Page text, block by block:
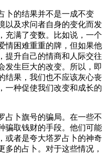
卜的结果并不是一成不变
以及求问者自身的变化而发
充满了变数。比如说，一个
情困难重重的牌，但如果他
提升自己的情商和人际交往
发生巨大的改变。所以，即
结果，我们也不应该灰心丧
一种促使我们改变和成长的
占卜旗号的骗局。在一些不
骗取钱财的手段。他们可能
或者是夸大塔罗占卜的神奇
的占卜。对于这些情况，